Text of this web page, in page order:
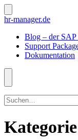
Zum
Inhalt
Suche
ein-/ausblenden
hr-manager.de
Blog – der
Support
Dokumentation
Menü
nach: